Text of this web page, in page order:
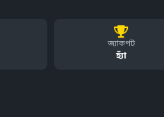
জ্যাকপট
হ্যাঁ